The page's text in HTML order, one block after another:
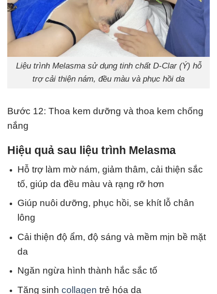
Liệu trình Melasma sử dụng tinh chất D-Clar (Ý) hỗ
trợ cải thiện nám, đều màu và phục hồi da
Bước 12: Thoa kem dưỡng và thoa kem chống
nắng
Hiệu quả sau liệu trình Melasma
Hỗ trợ làm mờ nám, giảm thâm, cải thiện sắc
tố, giúp da đều màu và rạng rỡhơn
Giúp nuôi dưỡng, phục hồi, se khít lỗ chân
lông
Cải thiện độ ẩm, độ sáng và mềm mịn bề mặt
da
Ngăn ngừa hình thành hắc sắc tố
Tăng sinh collagen trẻ hóa da